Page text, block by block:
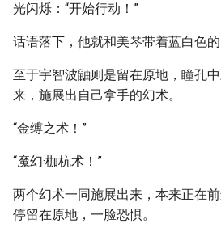
光闪烁：“开始行动！”
话语落下，他就和美琴带着蓝白色的
至于宇智波鼬则是留在原地，瞳孔
来，施展出自己拿手的幻术。
“金缚之术！”
“魔幻·枷杭术！”
两个幻术一同施展出来，本来正在
停留在原地，一脸恐惧。